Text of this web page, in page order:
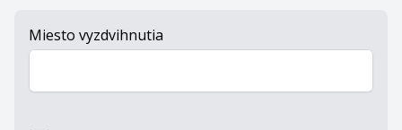
Miesto vyzdvihnutia